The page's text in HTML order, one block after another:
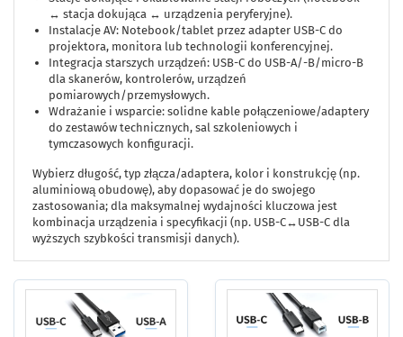
↔ stacja dokująca ↔ urządzenia peryferyjne).
Instalacje AV: Notebook/tablet przez adapter USB-C do
projektora, monitora lub technologii konferencyjnej.
Integracja starszych urządzeń: USB-C do USB-A/-B/micro-B
dla skanerów, kontrolerów, urządzeń
pomiarowych/przemysłowych.
Wdrażanie i wsparcie: solidne kable połączeniowe/adaptery
do zestawów technicznych, sal szkoleniowych i
tymczasowych konfiguracji.
Wybierz długość, typ złącza/adaptera, kolor i konstrukcję (np.
aluminiową obudowę), aby dopasować je do swojego
zastosowania; dla maksymalnej wydajności kluczowa jest
kombinacja urządzenia i specyfikacji (np. USB-C↔USB-C dla
wyższych szybkości transmisji danych).